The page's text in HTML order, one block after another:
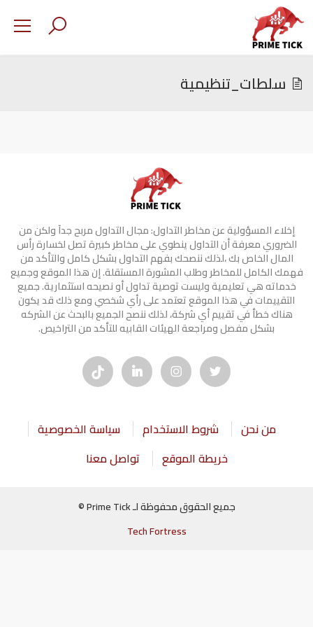
سلطات_تنظيمية
إخلاء المسؤولية عن مخاطر التداول: مجال التداول مربح جدآ ولكن من
الضروري معرفة أن التداول ينطوي على مخاطر كبيرة تصل لخسارة رأس
المال الخاص بك ،لذلك ننصحك بفهم التداول بشكل كامل والتأكد من
فهمك الكامل للمخاطر وطلب المشورة المستقلة. إن هذا الموقع وجميع
خدماته هي تعليمية وليست توصية تداول أو نصيحه استثمارية. جميع
التقييمات في هذا الموقع تعتمد على رأي شخصي ومع ذلك قد يكون
هناك خطأ في تقييم أي شركة، لذلك ننصح الجميع بالبحث عن الشركه
بشكل مفصل ومراجعة الهيئات القابيه للتأكد من التراخيص.
من نحن شروط الاستخدام
سياسة الخصوصية
خريطة الموقع
تواصل معنا
جميع الحقوق محفوظة لـ Prime Tick ©
Tech Fortress